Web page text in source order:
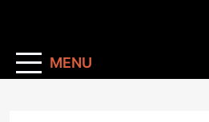
MENU